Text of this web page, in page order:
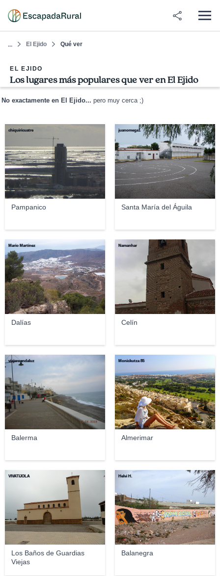
... El Ejido Qué ver
EL EJIDO
Los lugares más populares que ver en El Ejido
No exactamente en El Ejido... pero muy cerca ;)
Pampanico
chiquiricuatre
Santa María del Águila
juanomega1
Dalías
Mario Martínez
Celín
Namanhar
Balerma
viajeroandaluz
Almerimar
Monickutza 85
Los Baños de Guardias
Viejas
VIVATIJOLA
Balanegra
Helvi H.